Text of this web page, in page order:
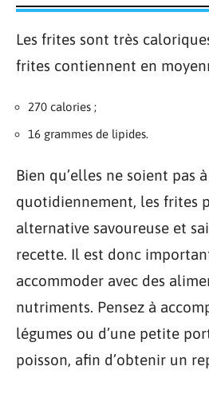
Les frites sont très
frites contiennent en
270 calories ;
16 grammes de lipides.
Bien qu’elles ne soient pas
quotidiennement, les frites
alternative savoureuse et
recette. Il est donc
accommoder avec des
nutriments. Pensez à
légumes ou d’une petite
poisson, afin d’obtenir un